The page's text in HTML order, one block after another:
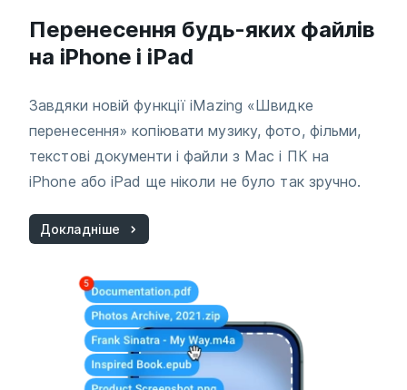
Перенесення будь-яких файлів
на iPhone і iPad
Завдяки новій функції iMazing «Швидке
перенесення» копіювати музику, фото, фільми,
текстові документи і файли з Mac і ПК на
iPhone або iPad ще ніколи не було так зручно.
Докладніше